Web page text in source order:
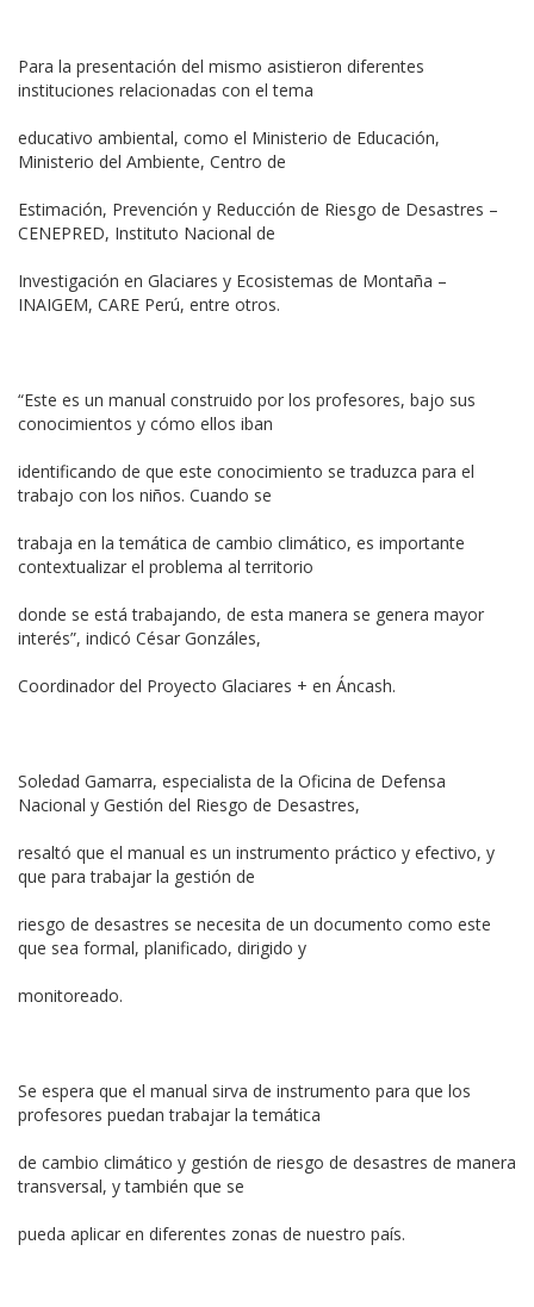
Para la presentación del mismo asistieron diferentes
instituciones relacionadas con el tema
educativo ambiental, como el Ministerio de Educación,
Ministerio del Ambiente, Centro de
Estimación, Prevención y Reducción de Riesgo de Desastres –
CENEPRED, Instituto Nacional de
Investigación en Glaciares y Ecosistemas de Montaña –
INAIGEM, CARE Perú, entre otros.
“Este es un manual construido por los profesores, bajo sus
conocimientos y cómo ellos iban
identificando de que este conocimiento se traduzca para el
trabajo con los niños. Cuando se
trabaja en la temática de cambio climático, es importante
contextualizar el problema al territorio
donde se está trabajando, de esta manera se genera mayor
interés”, indicó César Gonzáles,
Coordinador del Proyecto Glaciares + en Áncash.
Soledad Gamarra, especialista de la Oficina de Defensa
Nacional y Gestión del Riesgo de Desastres,
resaltó que el manual es un instrumento práctico y efectivo, y
que para trabajar la gestión de
riesgo de desastres se necesita de un documento como este
que sea formal, planificado, dirigido y
monitoreado.
Se espera que el manual sirva de instrumento para que los
profesores puedan trabajar la temática
de cambio climático y gestión de riesgo de desastres de manera
transversal, y también que se
pueda aplicar en diferentes zonas de nuestro país.